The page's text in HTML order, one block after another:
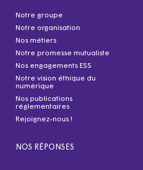
Notre groupe
Notre organisation
Nos métiers
Notre promesse mutualiste
Nos engagements ESS
Notre vision éthique du
numérique
Nos publications
réglementaires
Rejoignez-nous !
NOS RÉPONSES